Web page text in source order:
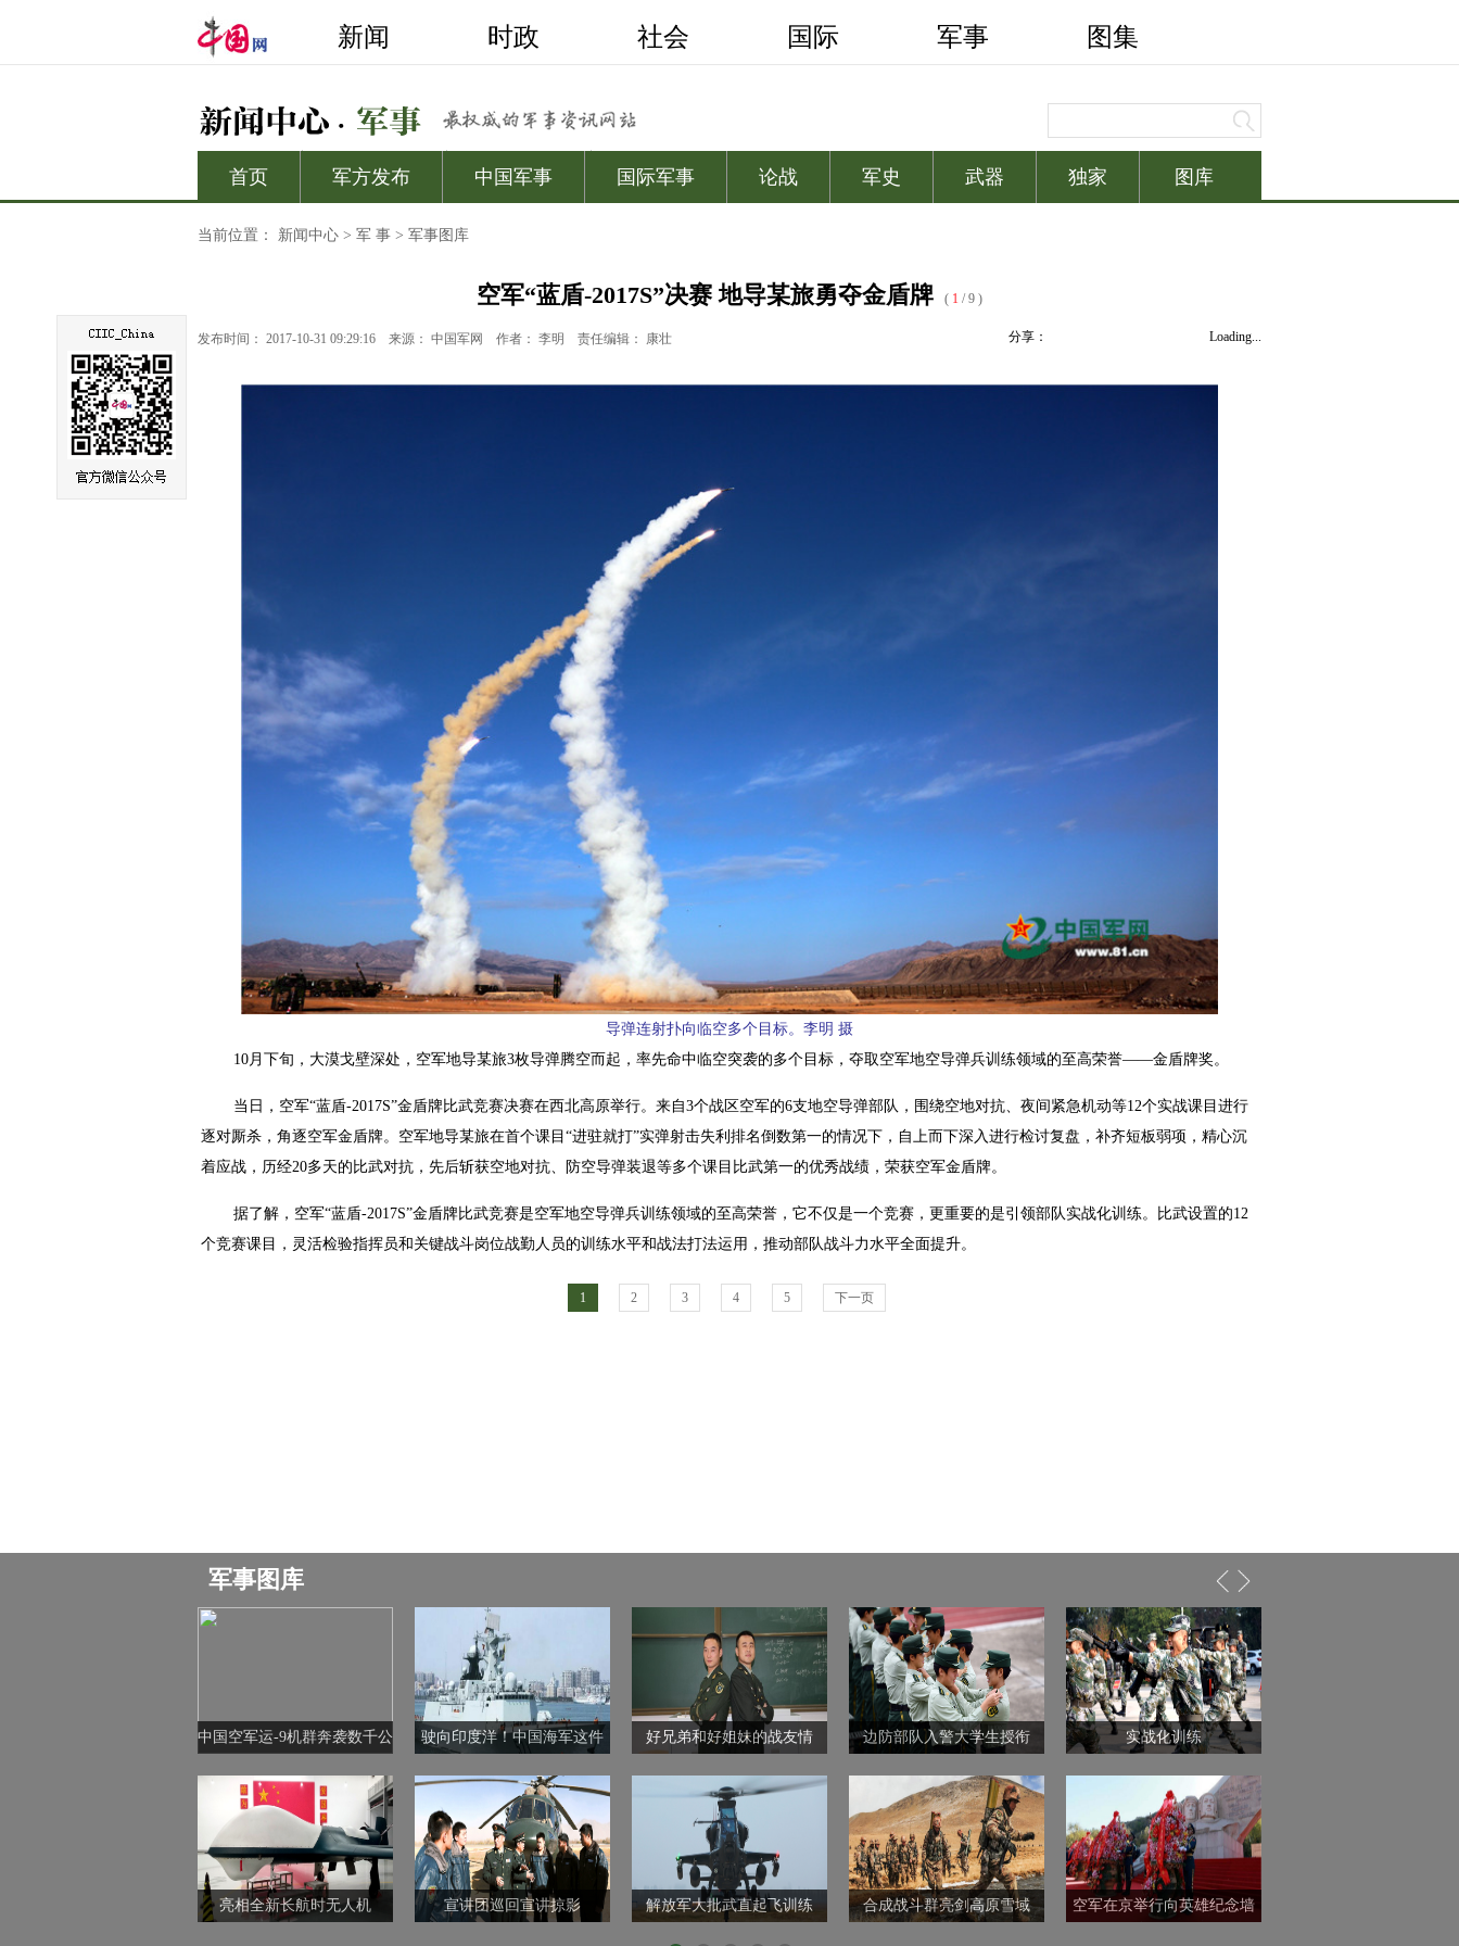
当前位置： 新闻中心 > 军 事 > 军事图库
空军“蓝盾-2017S”决赛 地导某旅勇夺金盾牌 ( 1 / 9 )
发布时间： 2017-10-31 09:29:16 来源： 中国军网 作者： 李明 责任编辑： 康壮 Loading...
分享：
导弹连射扑向临空多个目标。李明 摄
10月下旬，大漠戈壁深处，空军地导某旅3枚导弹腾空而起，率先命中临空突袭的多个目标，夺取空军地空导弹兵训练领域的至高荣誉——金盾牌奖。
当日，空军“蓝盾-2017S”金盾牌比武竞赛决赛在西北高原举行。来自3个战区空军的6支地空导弹部队，围绕空地对抗、夜间紧急机动等12个实战课目进行
逐对厮杀，角逐空军金盾牌。空军地导某旅在首个课目“进驻就打”实弹射击失利排名倒数第一的情况下，自上而下深入进行检讨复盘，补齐短板弱项，精心沉
着应战，历经20多天的比武对抗，先后斩获空地对抗、防空导弹装退等多个课目比武第一的优秀战绩，荣获空军金盾牌。
据了解，空军“蓝盾-2017S”金盾牌比武竞赛是空军地空导弹兵训练领域的至高荣誉，它不仅是一个竞赛，更重要的是引领部队实战化训练。比武设置的12
个竞赛课目，灵活检验指挥员和关键战斗岗位战勤人员的训练水平和战法打法运用，推动部队战斗力水平全面提升。
1 2 3 4 5 下一页